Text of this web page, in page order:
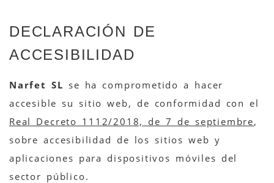
DECLARACIÓN DE
ACCESIBILIDAD
Narfet SL se ha comprometido a hacer
accesible su sitio web, de conformidad con el
Real Decreto 1112/2018, de 7 de septiembre,
sobre accesibilidad de los sitios web y
aplicaciones para dispositivos móviles del
sector público.